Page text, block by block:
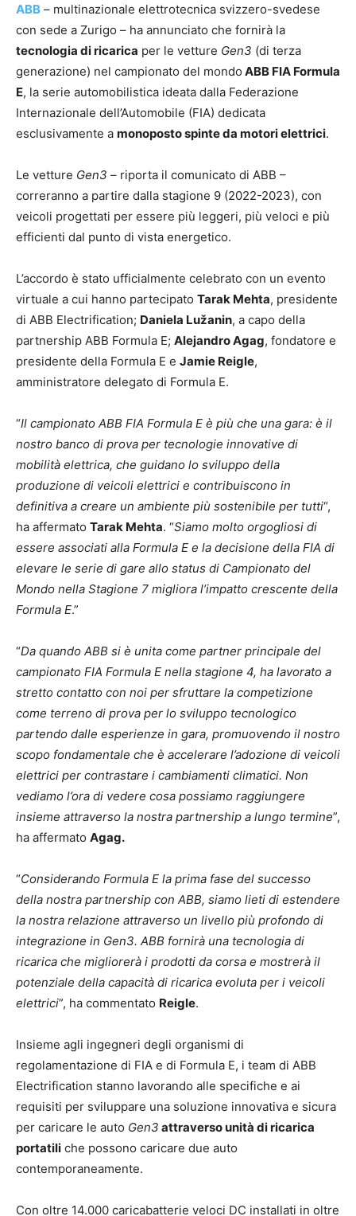
ABB – multinazionale elettrotecnica svizzero-svedese
con sede a Zurigo – ha annunciato che fornirà la
tecnologia di ricarica per le vetture Gen3 (di terza
generazione) nel campionato del mondo ABB FIA Formula
E, la serie automobilistica ideata dalla Federazione
Internazionale dell’Automobile (FIA) dedicata
esclusivamente a monoposto spinte da motori elettrici.
Le vetture Gen3 – riporta il comunicato di ABB –
correranno a partire dalla stagione 9 (2022-2023), con
veicoli progettati per essere più leggeri, più veloci e più
efficienti dal punto di vista energetico.
L’accordo è stato ufficialmente celebrato con un evento
virtuale a cui hanno partecipato Tarak Mehta, presidente
di ABB Electrification; Daniela Lužanin, a capo della
partnership ABB Formula E; Alejandro Agag, fondatore e
presidente della Formula E e Jamie Reigle,
amministratore delegato di Formula E.
“Il campionato ABB FIA Formula E è più che una gara: è il
nostro banco di prova per tecnologie innovative di
mobilità elettrica, che guidano lo sviluppo della
produzione di veicoli elettrici e contribuiscono in
definitiva a creare un ambiente più sostenibile per tutti“,
ha affermato Tarak Mehta. “Siamo molto orgogliosi di
essere associati alla Formula E e la decisione della FIA di
elevare le serie di gare allo status di Campionato del
Mondo nella Stagione 7 migliora l’impatto crescente della
Formula E.”
“Da quando ABB si è unita come partner principale del
campionato FIA Formula E nella stagione 4, ha lavorato a
stretto contatto con noi per sfruttare la competizione
come terreno di prova per lo sviluppo tecnologico
partendo dalle esperienze in gara, promuovendo il nostro
scopo fondamentale che è accelerare l’adozione di veicoli
elettrici per contrastare i cambiamenti climatici. Non
vediamo l’ora di vedere cosa possiamo raggiungere
insieme attraverso la nostra partnership a lungo termine”,
ha affermato Agag.
“Considerando Formula E la prima fase del successo
della nostra partnership con ABB, siamo lieti di estendere
la nostra relazione attraverso un livello più profondo di
integrazione in Gen3. ABB fornirà una tecnologia di
ricarica che migliorerà i prodotti da corsa e mostrerà il
potenziale della capacità di ricarica evoluta per i veicoli
elettrici”, ha commentato Reigle.
Insieme agli ingegneri degli organismi di
regolamentazione di FIA e di Formula E, i team di ABB
Electrification stanno lavorando alle specifiche e ai
requisiti per sviluppare una soluzione innovativa e sicura
per caricare le auto Gen3 attraverso unità di ricarica
portatili che possono caricare due auto
contemporaneamente.
Con oltre 14.000 caricabatterie veloci DC installati in oltre